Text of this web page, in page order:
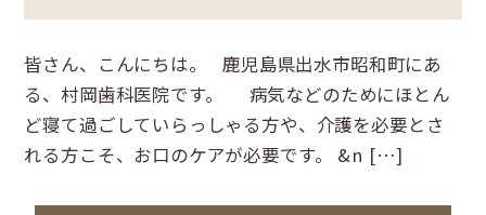
皆さん、こんにちは。 鹿児島県出水市昭和町にあ
る、村岡歯科医院です。 病気などのためにほとん
ど寝て過ごしていらっしゃる方や、介護を必要とさ
れる方こそ、お口のケアが必要です。 &n […]